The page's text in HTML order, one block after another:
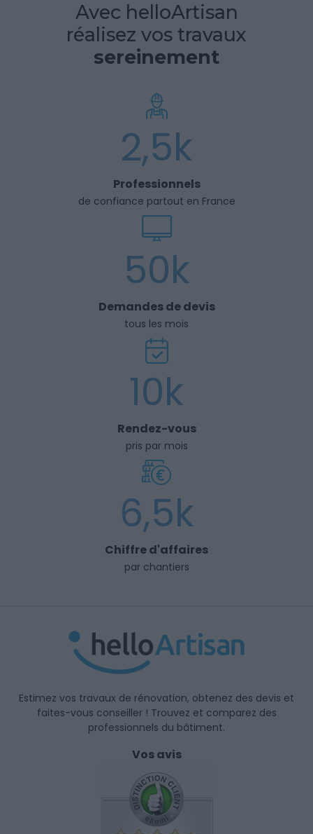
Avec helloArtisan
réalisez vos travaux
sereinement
2,5k
Professionnels
de confiance partout en France
50k
Demandes de devis
tous les mois
10k
Rendez-vous
pris par mois
6,5k
Chiffre d'affaires
par chantiers
Estimez vos travaux de rénovation, obtenez des devis et
faites-vous conseiller ! Trouvez et comparez des
professionnels du bâtiment.
Vos avis